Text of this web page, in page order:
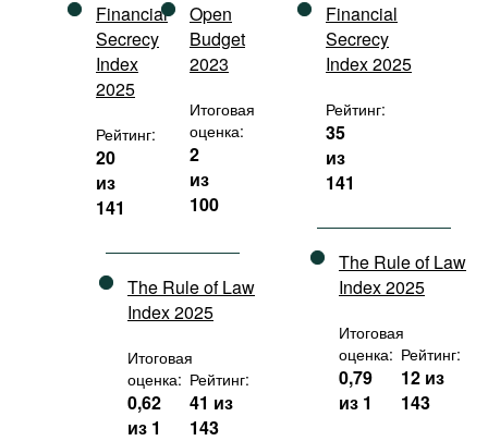
Financial
Secrecy
Index
2025
Рейтинг:
20
из
141
Open
Budget
2023
Итоговая
оценка:
2
из
100
The Rule of Law
Index 2025
Итоговая
оценка:
0,62
из 1
Рейтинг:
41 из
143
Financial
Secrecy
Index 2025
Рейтинг:
35
из
141
The Rule of Law
Index 2025
Итоговая
оценка:
0,79
из 1
Рейтинг:
12 из
143